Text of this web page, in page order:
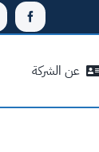
عن الشركة